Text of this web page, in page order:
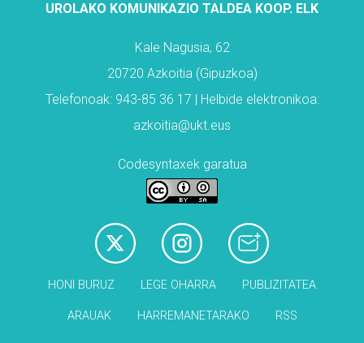
UROLAKO KOMUNIKAZIO TALDEA KOOP. ELK
Kale Nagusia, 62
20720 Azkoitia (Gipuzkoa)
Telefonoak: 943-85 36 17 | Helbide elektronikoa:
azkoitia@ukt.eus
Codesyntaxek garatua
HONI BURUZ LEGE OHARRA PUBLIZITATEA
ARAUAK HARREMANETARAKO RSS